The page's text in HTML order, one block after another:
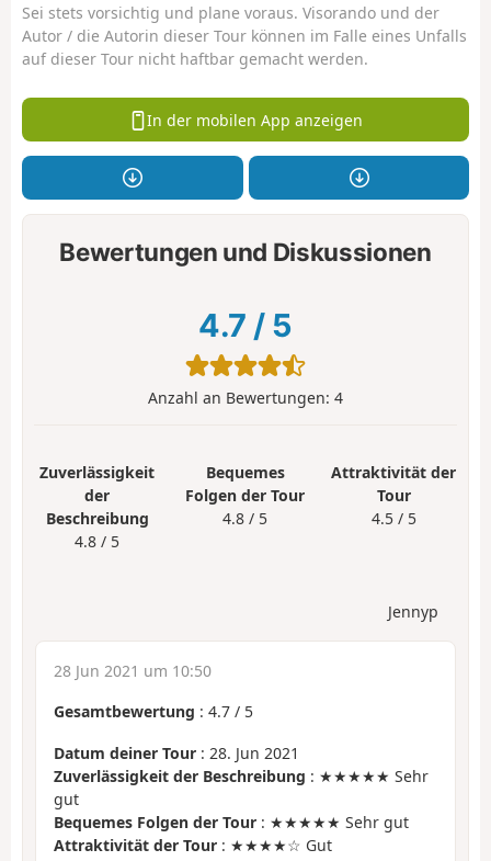
Sei stets vorsichtig und plane voraus. Visorando und der
Autor / die Autorin dieser Tour können im Falle eines Unfalls
auf dieser Tour nicht haftbar gemacht werden.
In der mobilen App anzeigen
Bewertungen und Diskussionen
4.7 / 5
Anzahl an Bewertungen: 4
Zuverlässigkeit
der
Beschreibung
4.8 / 5
Bequemes
Folgen der Tour
4.8 / 5
Attraktivität der
Tour
4.5 / 5
Jennyp
28 Jun 2021 um 10:50
Gesamtbewertung : 4.7 / 5
Datum deiner Tour : 28. Jun 2021
Zuverlässigkeit der Beschreibung : ★★★★★ Sehr
gut
Bequemes Folgen der Tour : ★★★★★ Sehr gut
Attraktivität der Tour : ★★★★☆ Gut